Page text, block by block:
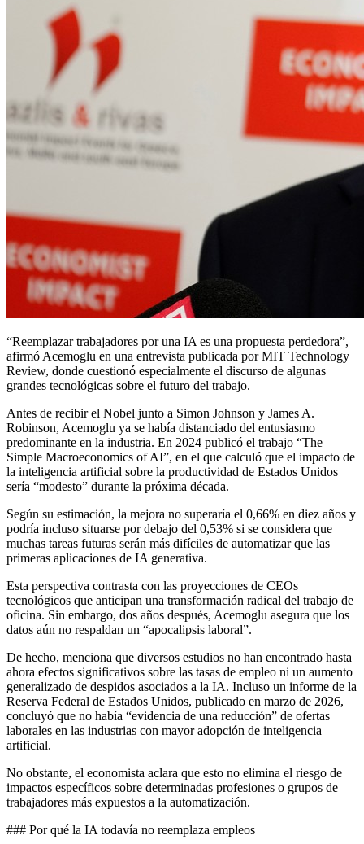
“Reemplazar trabajadores por una IA es una propuesta perdedora”,
afirmó Acemoglu en una entrevista publicada por MIT Technology
Review, donde cuestionó especialmente el discurso de algunas
grandes tecnológicas sobre el futuro del trabajo.
Antes de recibir el Nobel junto a Simon Johnson y James A.
Robinson, Acemoglu ya se había distanciado del entusiasmo
predominante en la industria. En 2024 publicó el trabajo “The
Simple Macroeconomics of AI”, en el que calculó que el impacto de
la inteligencia artificial sobre la productividad de Estados Unidos
sería “modesto” durante la próxima década.
Según su estimación, la mejora no superaría el 0,66% en diez años y
podría incluso situarse por debajo del 0,53% si se considera que
muchas tareas futuras serán más difíciles de automatizar que las
primeras aplicaciones de IA generativa.
Esta perspectiva contrasta con las proyecciones de CEOs
tecnológicos que anticipan una transformación radical del trabajo de
oficina. Sin embargo, dos años después, Acemoglu asegura que los
datos aún no respaldan un “apocalipsis laboral”.
De hecho, menciona que diversos estudios no han encontrado hasta
ahora efectos significativos sobre las tasas de empleo ni un aumento
generalizado de despidos asociados a la IA. Incluso un informe de la
Reserva Federal de Estados Unidos, publicado en marzo de 2026,
concluyó que no había “evidencia de una reducción” de ofertas
laborales en las industrias con mayor adopción de inteligencia
artificial.
No obstante, el economista aclara que esto no elimina el riesgo de
impactos específicos sobre determinadas profesiones o grupos de
trabajadores más expuestos a la automatización.
### Por qué la IA todavía no reemplaza empleos